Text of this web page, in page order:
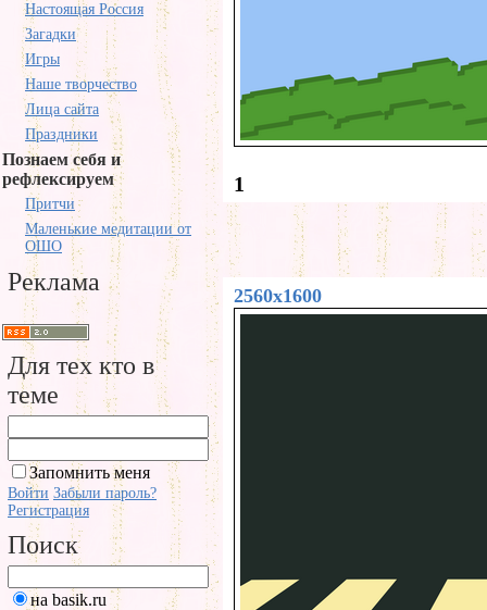
Настоящая Россия
Загадки
Игры
Наше творчество
Лица сайта
Праздники
Познаем себя и
рефлексируем
Притчи
Маленькие медитации от
ОШО
Реклама
Для тех кто в
теме
Запомнить меня
Войти Забыли пароль?
Регистрация
Поиск
на basik.ru
1
2560x1600